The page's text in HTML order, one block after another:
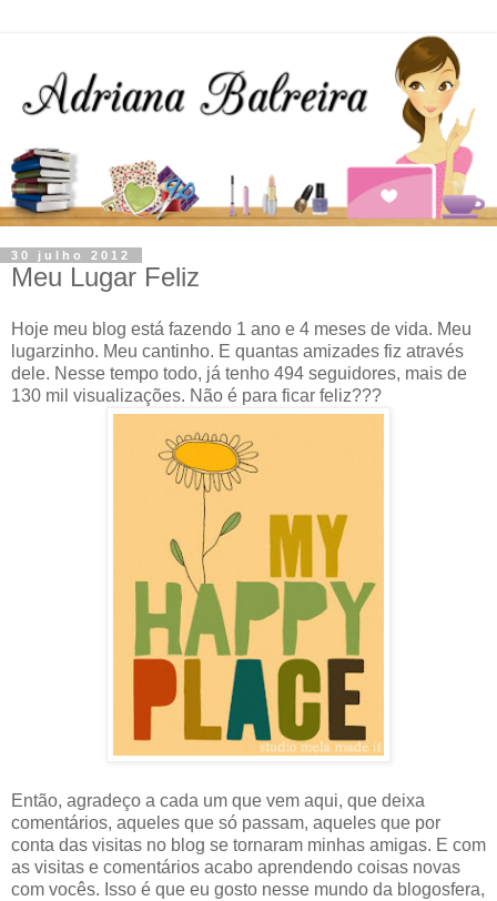
30 julho 2012
Meu Lugar Feliz
Hoje meu blog está fazendo 1 ano e 4 meses de vida. Meu
lugarzinho. Meu cantinho. E quantas amizades fiz através
dele. Nesse tempo todo, já tenho 494 seguidores, mais de
130 mil visualizações. Não é para ficar feliz???
Então, agradeço a cada um que vem aqui, que deixa
comentários, aqueles que só passam, aqueles que por
conta das visitas no blog se tornaram minhas amigas. E com
as visitas e comentários acabo aprendendo coisas novas
com vocês. Isso é que eu gosto nesse mundo da blogosfera,